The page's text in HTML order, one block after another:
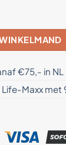
- Jack
€75,- in NL
Maxx met